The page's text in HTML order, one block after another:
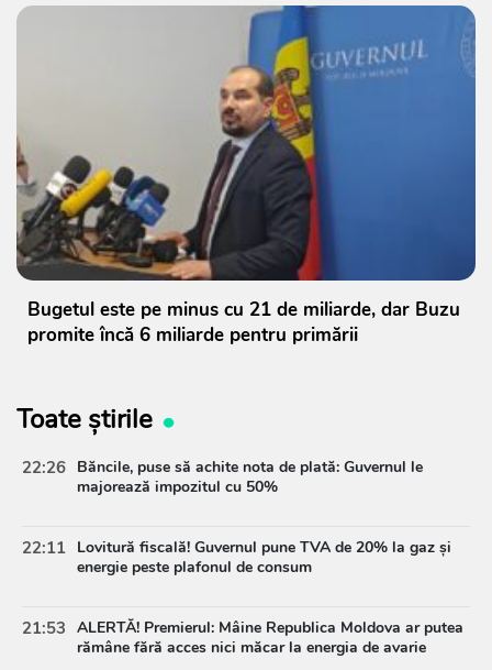
Bugetul este pe minus cu 21 de miliarde, dar Buzu
promite încă 6 miliarde pentru primării
Toate știrile
22:26 Băncile, puse să achite nota de plată: Guvernul le
majorează impozitul cu 50%
22:11 Lovitură fiscală! Guvernul pune TVA de 20% la gaz și
energie peste plafonul de consum
21:53 ALERTĂ! Premierul: Mâine Republica Moldova ar putea
rămâne fără acces nici măcar la energia de avarie